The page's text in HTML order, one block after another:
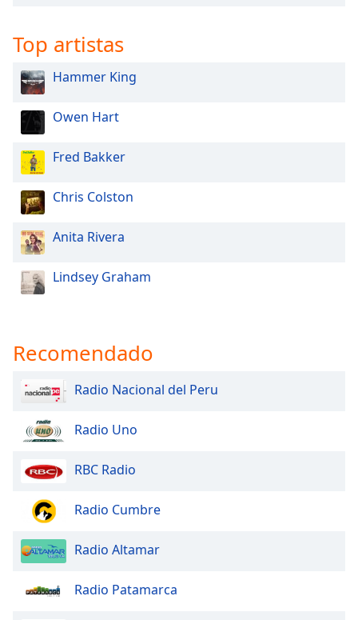
Top artistas
Hammer King
Owen Hart
Fred Bakker
Chris Colston
Anita Rivera
Lindsey Graham
Recomendado
Radio Nacional del Peru
Radio Uno
RBC Radio
Radio Cumbre
Radio Altamar
Radio Patamarca